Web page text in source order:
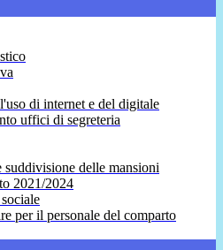
di internet e del digitale
uffici di segreteria
suddivisione delle mansioni
2021/2024
per il personale del comparto